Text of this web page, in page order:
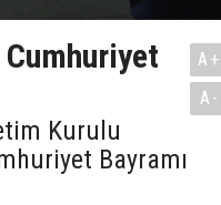
Kurulu
Bayramı
A+
A-